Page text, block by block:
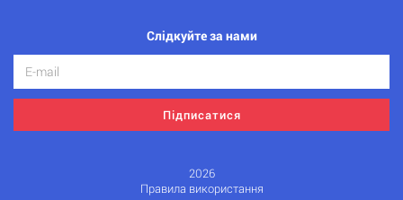
Слідкуйте за нами
Підписатися
2026
Правила використання